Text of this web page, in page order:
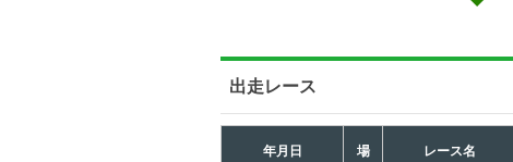
出走レース
年月日 場 レース名